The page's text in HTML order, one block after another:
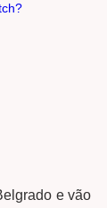
e vão